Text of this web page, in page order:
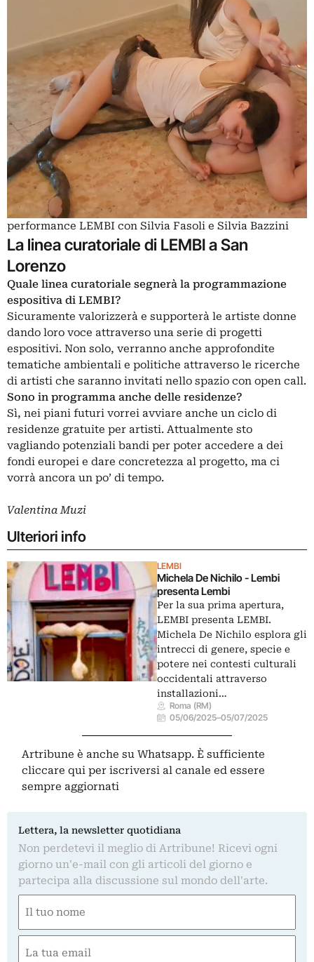
performance LEMBI con Silvia Fasoli e Silvia Bazzini
La linea curatoriale di LEMBI a San
Lorenzo
Quale linea curatoriale segnerà la programmazione
espositiva di LEMBI?
Sicuramente valorizzerà e supporterà le artiste donne
dando loro voce attraverso una serie di progetti
espositivi. Non solo, verranno anche approfondite
tematiche ambientali e politiche attraverso le ricerche
di artisti che saranno invitati nello spazio con open call.
Sono in programma anche delle residenze?
Sì, nei piani futuri vorrei avviare anche un ciclo di
residenze gratuite per artisti. Attualmente sto
vagliando potenziali bandi per poter accedere a dei
fondi europei e dare concretezza al progetto, ma ci
vorrà ancora un po’ di tempo.
Valentina Muzi
Ulteriori info
LEMBI
Michela De Nichilo - Lembi
presenta Lembi
Per la sua prima apertura,
LEMBI presenta LEMBI.
Michela De Nichilo esplora gli
intrecci di genere, specie e
potere nei contesti culturali
occidentali attraverso
installazioni…
Roma (RM)
05/06/2025–05/07/2025
Artribune è anche su Whatsapp. È sufficiente
cliccare qui per iscriversi al canale ed essere
sempre aggiornati
Lettera, la newsletter quotidiana
Non perdetevi il meglio di Artribune! Ricevi ogni
giorno un'e-mail con gli articoli del giorno e
partecipa alla discussione sul mondo dell'arte.
(Required)
First
(Required)